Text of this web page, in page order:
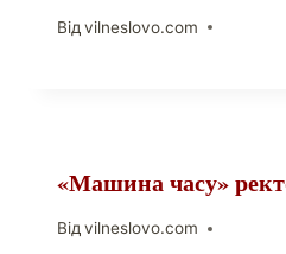
Від vilneslovo.com
«Машина часу»
Відvilneslovo.com